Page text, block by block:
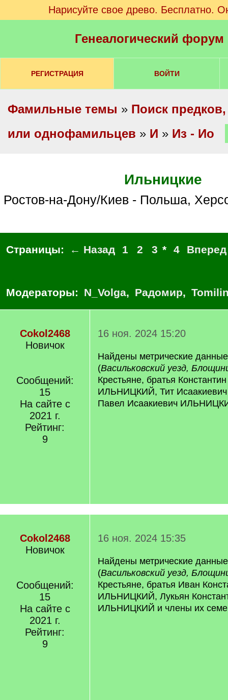
Нарисуйте свое древо. Бесплатно.
Генеалогический
РЕГИСТРАЦИЯ ВОЙТИ
Фамильные темы » Поиск
или однофамильцев » И » Из - Ио
Ильницкие
Ростов-на-Дону/Киев - Польша,
Страницы: ← Назад 1 2 3 * 4
Модераторы: N_Volga, Радомир,
Cokol2468
Новичок
Сообщений:
15
На сайте с
2021 г.
Рейтинг:
9
16 ноя. 2024 15:20
Найдены метрические
(Васильковский уезд,
Крестьяне, братья
ИЛЬНИЦКИЙ, Тит
Павел Исаакиевич
Cokol2468
Новичок
Сообщений:
15
На сайте с
2021 г.
Рейтинг:
9
16 ноя. 2024 15:35
Найдены метрические
(Васильковский уезд,
Крестьяне, братья Иван
ИЛЬНИЦКИЙ, Лукьян
ИЛЬНИЦКИЙ и члены их